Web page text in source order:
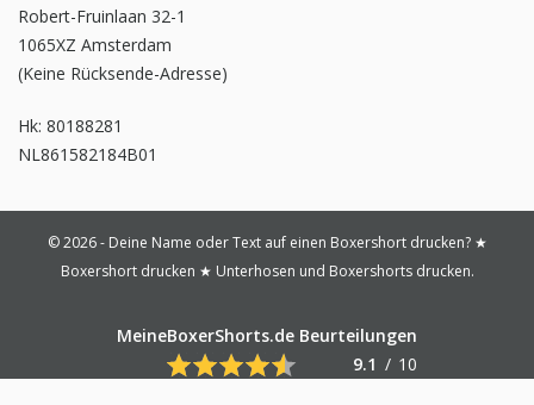
Robert-Fruinlaan 32-1
1065XZ Amsterdam
(Keine Rücksende-Adresse)
Hk: 80188281
NL861582184B01
© 2026 - Deine Name oder Text auf einen Boxershort drucken? ★
Boxershort drucken ★ Unterhosen und Boxershorts drucken.
MeineBoxerShorts.de Beurteilungen
9.1 / 10